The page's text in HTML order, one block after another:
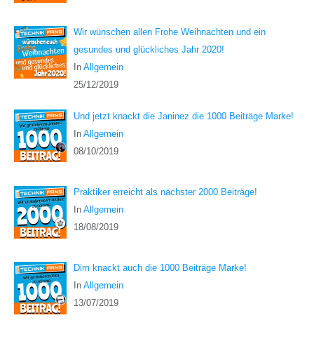
Wir wünschen allen Frohe Weihnachten und ein
gesundes und glückliches Jahr 2020!
In Allgemein
25/12/2019
Und jetzt knackt die Janinez die 1000 Beiträge Marke!
In Allgemein
08/10/2019
Praktiker erreicht als nächster 2000 Beiträge!
In Allgemein
18/08/2019
Dim knackt auch die 1000 Beiträge Marke!
In Allgemein
13/07/2019